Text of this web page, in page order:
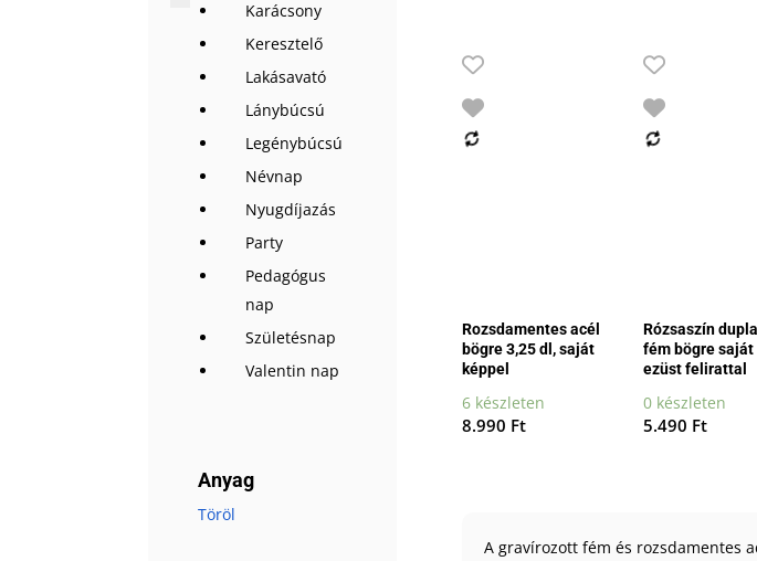
Karácsony
Keresztelő
Lakásavató
Lánybúcsú
Legénybúcsú
Névnap
Nyugdíjazás
Party
Pedagógus
nap
Születésnap
Valentin nap
Anyag
Töröl
Rozsdamentes acél
bögre 3,25 dl, saját
képpel
6 készleten
8.990 Ft
Rózsaszín
fém bögre saját
ezüst felirattal
0 készleten
5.490 Ft
A gravírozott fém és rozsdamentes